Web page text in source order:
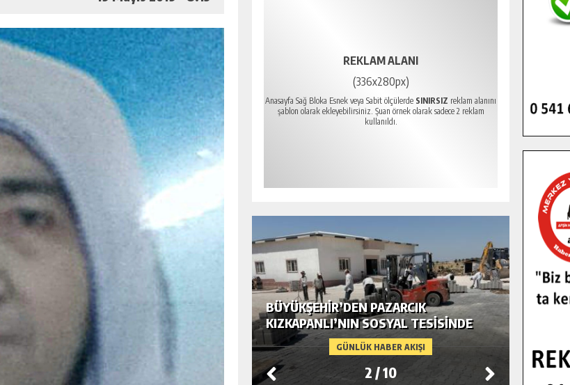
REKLAM ALANI
(336x280px)
Anasayfa Sağ Bloka Esnek veya Sabit ölçülerde SINIRSIZ reklam alanını
şablon olarak ekleyebilirsiniz. Şuan örnek olarak sadece 2 reklam
kullanıldı.
GÜNLÜK HABER AKIŞI
GÖKSUN HAFIZLIK KIZ KUR’AN KURSU
ÖĞRENCILERINE DARENDE GEZISI.
GÜNLÜK HABER AKIŞI
BÜYÜKŞEHIR’DEN PAZARCIK
KIZKAPANLI’NIN SOSYAL TESISINDE
ÇEVRE DÜZENLEMESI.
2 /10